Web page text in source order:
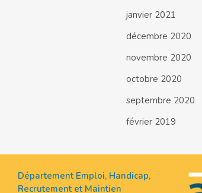
janvier 2021
décembre 2020
novembre 2020
octobre 2020
septembre 2020
février 2019
Département Emploi, Handicap,
Recrutement et Maintien